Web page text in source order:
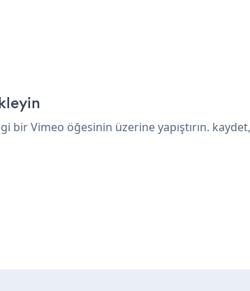
Vimeo öğesinin üzerine yapıştırın.